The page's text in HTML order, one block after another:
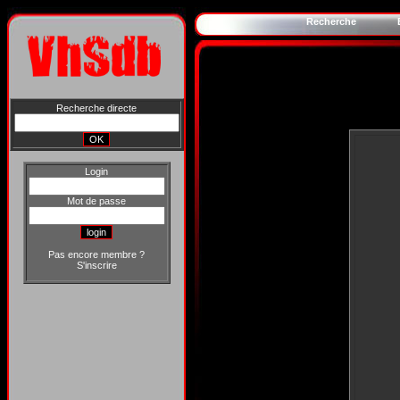
Recherche directe
Login
Mot de passe
Pas encore membre ?
S'inscrire
Recherche